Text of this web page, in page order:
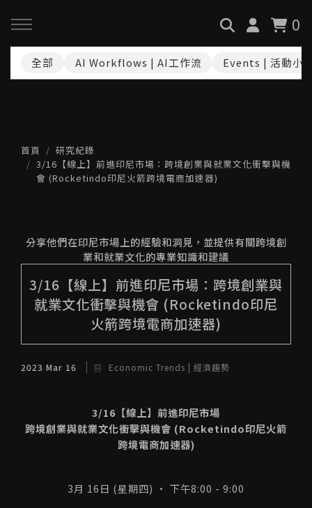
0
回主選單
最新消息
品牌故事
執行實績
回主選單
AiGC學院
課程 & 活動
回主選單
小型人力提升計畫申請
大型人力提升計畫申請
止)
創業顧問免費諮詢申請
全部 AI Workflows | AI工作流 Events | 活動小
首頁
研究紀錄
3/16【線上】前進印尼市場：跨境創業與就業文化衝擊與機
會 (Rocketindo印尼火箭跨境電商加速器)
分享他們在印尼市場上的經驗和洞見，並提供有關跨境創
業和就業文化的專業知識和建議
3/16【線上】前進印尼市場：跨境創業與
就業文化衝擊與機會 (Rocketindo印尼
火箭跨境電商加速器)
2023 Mar 16 Economic Trends | 經濟趨勢
3/16【線上】前進印尼市場
跨境創業與就業文化衝擊與機會 (Rocketindo印尼火箭
跨境電商加速器)
3月 16日 (星期四) · 下午8:00 - 9:00